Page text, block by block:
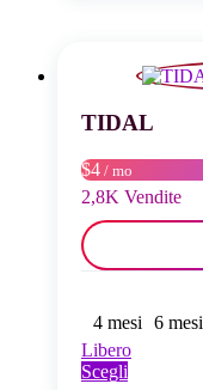
possono
scelte
nella
pagina
del
prodotto
TIDAL
$4 / mo
2,8K Vendite
4 mesi 6 mesi
Libero
Scegli